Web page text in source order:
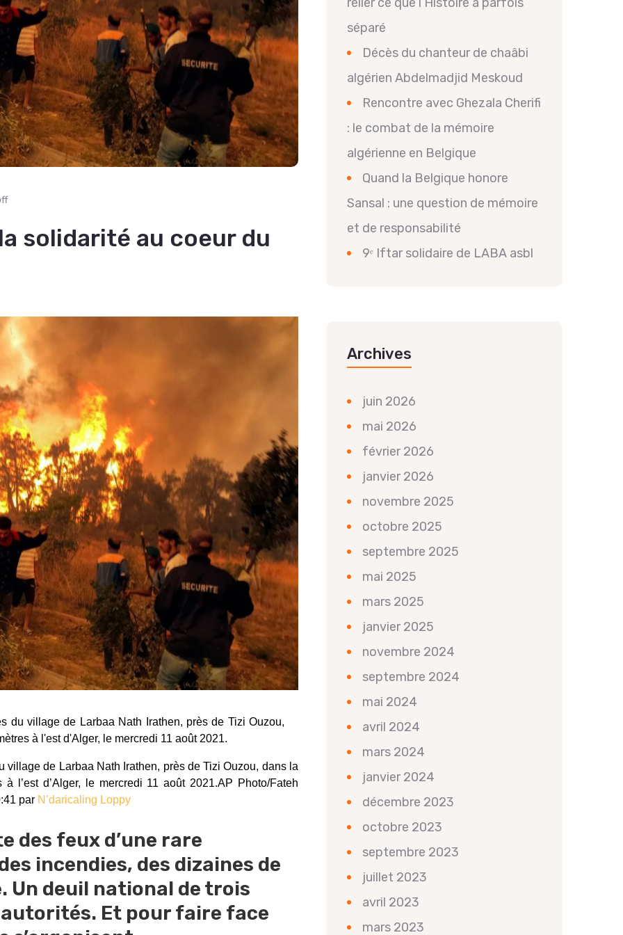
solidarité au coeur du
de Larbaa Nath Irathen, près de Tizi Ouzou, dans la
l’est d’Alger, le mercredi 11 août 2021.AP Photo/Fateh
par N’daricaling Loppy
des feux d’une rare
incendies, des dizaines de
Un deuil national de trois
Et pour faire face
séparé
Décès du chanteur de chaâbi
algérien Abdelmadjid Meskoud
Rencontre avec Ghezala Cherifi
: le combat de la mémoire
algérienne en Belgique
Quand la Belgique honore
Sansal : une question de mémoire
et de responsabilité
9ᵉ Iftar solidaire de LABA asbl
Archives
juin 2026
mai 2026
février 2026
janvier 2026
novembre 2025
octobre 2025
septembre 2025
mai 2025
mars 2025
janvier 2025
novembre 2024
septembre 2024
mai 2024
avril 2024
mars 2024
janvier 2024
décembre 2023
octobre 2023
septembre 2023
juillet 2023
avril 2023
mars 2023